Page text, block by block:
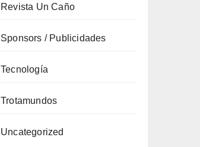
Revista Un Caño
Sponsors / Publicidades
Tecnología
Trotamundos
Uncategorized